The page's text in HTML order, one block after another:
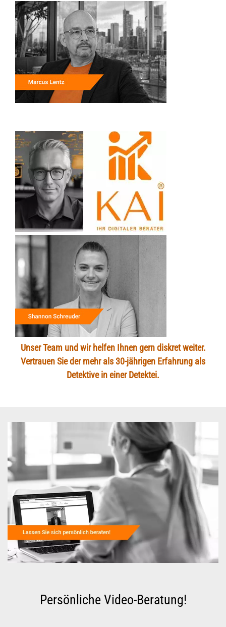
Unser Team und wir helfen Ihnen gern diskret weiter.
Vertrauen Sie der mehr als 30-jährigen Erfahrung als
Detektive in einer Detektei.
Persönliche Video-Beratung!